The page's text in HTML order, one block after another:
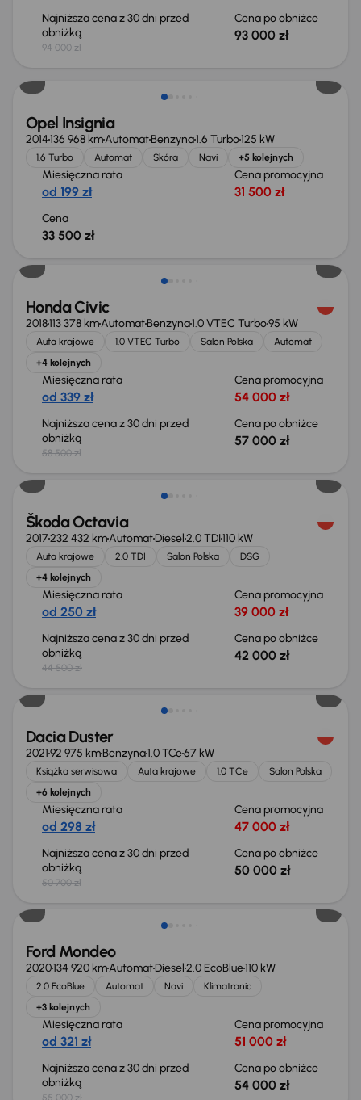
Najniższa cena z 30 dni przed
obniżką
94 000 zł
Cena po obniżce
93 000 zł
Opel Insignia
2014136 968 kmAutomatBenzyna1.6 Turbo125 kW
1.6 Turbo Automat Skóra Navi +5 kolejnych
Miesięczna rata
od 199 zł
Cena promocyjna
31 500 zł
Cena
33 500 zł
Taniej o 1 500 zł
Honda Civic
2018113 378 kmAutomatBenzyna1.0 VTEC Turbo95 kW
Auta krajowe 1.0 VTEC Turbo Salon Polska
Automat
+4 kolejnych
Miesięczna rata
od 339 zł
Cena promocyjna
54 000 zł
Najniższa cena z 30 dni przed
obniżką
58 500 zł
Cena po obniżce
57 000 zł
Taniej o 2 500 zł
Škoda Octavia
2017232 432 kmAutomatDiesel2.0 TDI110 kW
Auta krajowe 2.0 TDI Salon Polska
DSG
+4 kolejnych
Miesięczna rata
od 250 zł
Cena promocyjna
39 000 zł
Najniższa cena z 30 dni przed
obniżką
44 500 zł
Cena po obniżce
42 000 zł
Taniej o 700 zł
Dacia Duster
202192 975 kmBenzyna1.0 TCe67 kW
Książka serwisowa Auta krajowe 1.0 TCe
Salon Polska
+6 kolejnych
Miesięczna rata
od 298 zł
Cena promocyjna
47 000 zł
Najniższa cena z 30 dni przed
obniżką
50 700 zł
Cena po obniżce
50 000 zł
Taniej o 1 000 zł
Ford Mondeo
2020134 920 kmAutomatDiesel2.0 EcoBlue110 kW
2.0 EcoBlue Automat Navi
Klimatronic
+3 kolejnych
Miesięczna rata
od 321 zł
Cena promocyjna
51 000 zł
Najniższa cena z 30 dni przed
obniżką
55 000 zł
Cena po obniżce
54 000 zł